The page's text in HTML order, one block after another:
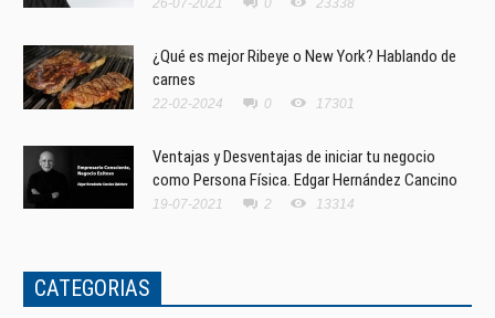
26-07-2021 0 23338
¿Qué es mejor Ribeye o New York? Hablando de
carnes
22-02-2024 0 17301
Ventajas y Desventajas de iniciar tu negocio
como Persona Física. Edgar Hernández Cancino
19-07-2021 2 13314
CATEGORIAS